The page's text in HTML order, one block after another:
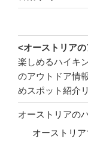
<オーストリア
楽しめるハイキ
のアウトドア情
めスポット紹介
オーストリアの
オーストリ